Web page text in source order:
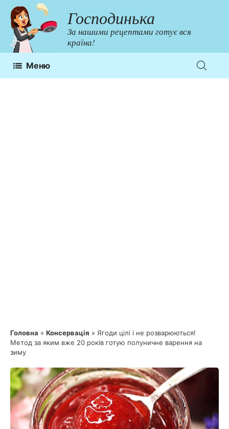
Перейти
до
контенту
Господинька
За нашими рецептами готує вся
країна!
Меню
Головна » Консервація » Ягоди цілі і не розварюються!
Метод за яким вже 20 років готую полуничне варення на
зиму